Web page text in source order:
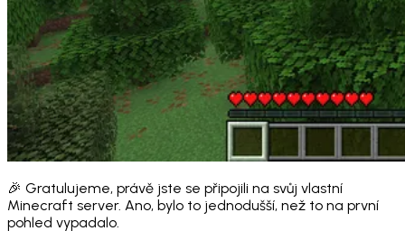
🎉 Gratulujeme, právě jste se připojili na svůj vlastní
Minecraft server. Ano, bylo to jednodušší, než to na první
pohled vypadalo.